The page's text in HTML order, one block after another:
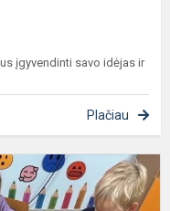
įgyvendinti savo idėjas ir
Plačiau